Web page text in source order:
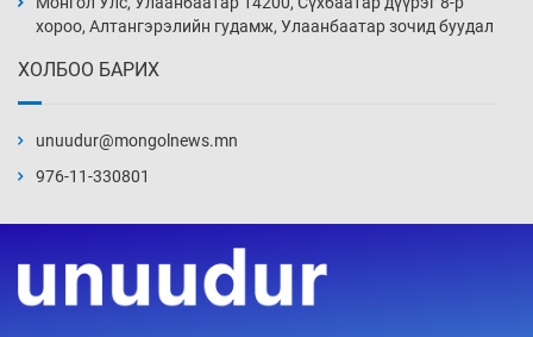
4 цаг 36 мин
дарамтад оров
20 цаг 36 мин
хороо, Алтангэрэлийн гудамж, Улаанбаатар зочид буудал
ХОЛБОО БАРИХ
unuudur@mongolnews.mn
976-11-330801